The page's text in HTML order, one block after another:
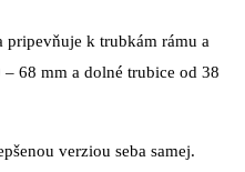
pripevňuje k trubkám rámu a
68 mm a dolné trubice od 38
verziou seba samej.